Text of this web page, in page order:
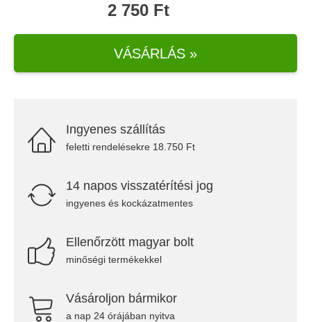
2 750 Ft
VÁSÁRLÁS »
Ingyenes szállítás
feletti rendelésekre 18.750 Ft
14 napos visszatérítési jog
ingyenes és kockázatmentes
Ellenőrzött magyar bolt
minőségi termékekkel
Vásároljon bármikor
a nap 24 órájában nyitva